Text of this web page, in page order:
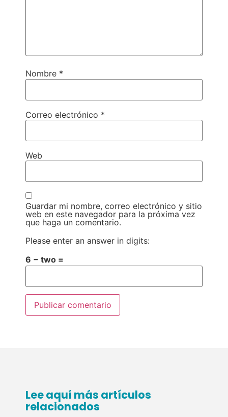
Lee aquí más artículos
relacionados
Nombre *
Correo electrónico *
Web
Guardar mi nombre, correo electrónico y sitio
web en este navegador para la próxima vez
que haga un comentario.
Please enter an answer in digits:
6 − two =